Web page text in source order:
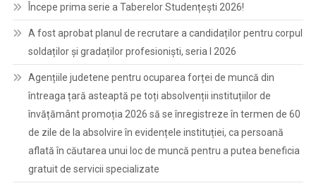
Începe prima serie a Taberelor Studențești 2026!
A fost aprobat planul de recrutare a candidaților pentru corpul
soldaților și gradaților profesioniști, seria I 2026
Agențiile judetene pentru ocuparea forței de muncă din
întreaga țară asteaptă pe toți absolvenții instituțiilor de
învățământ promoția 2026 să se înregistreze în termen de 60
de zile de la absolvire în evidențele instituției, ca persoană
aflată în căutarea unui loc de muncă pentru a putea beneficia
gratuit de servicii specializate